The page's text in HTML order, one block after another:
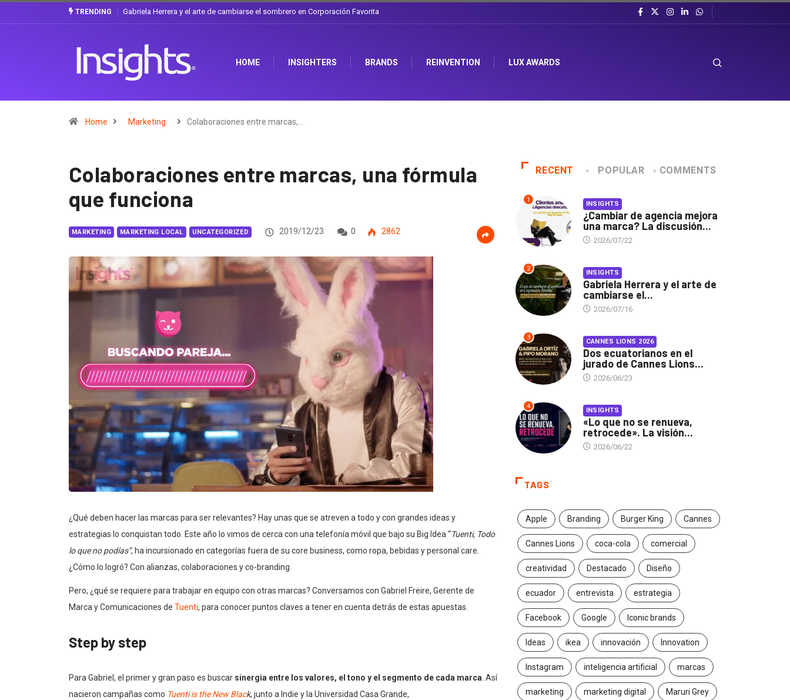
TRENDING ¿Cambiar de agencia mejora una marca? La discusión que atraviesa a Ecuador
HOME INSIGHTERS BRANDS REINVENTION LUX AWARDS
Home Marketing Colaboraciones entre marcas,…
Colaboraciones entre marcas, una fórmula
que funciona
MARKETING MARKETING LOCAL UNCATEGORIZED 2019/12/23 0 2862
¿Qué deben hacer las marcas para ser relevantes? Hay unas que se atreven a todo y con grandes ideas y
estrategias lo conquistan todo. Este año lo vimos de cerca con una telefonía móvil que bajo su Big Idea “Tuenti, Todo
lo que no podías”, ha incursionado en categorías fuera de su core business, como ropa, bebidas ypersonal care.
¿Cómo lo logró? Con alianzas, colaboraciones y co-branding.
Pero, ¿qué se requiere paratrabajar en equipo con otras marcas? Conversamos con Gabriel Freire, Gerente de
Marca y Comunicaciones de Tuenti, para conocerpuntos claves a tener en cuentadetrás de estas apuestas.
Step by step
Para Gabriel, el primer y gran paso es buscar sinergia entre los valores, el tono y el segmento de cada marca. Así
nacieron campañas como Tuenti is the New Black, junto a Indie y la Universidad Casa Grande,
RECENT POPULAR COMMENTS
1 INSIGHTS
¿Cambiar de agencia mejora
una marca? La discusión...
2026/07/22
2 INSIGHTS
Gabriela Herrera y el arte de
cambiarse el...
2026/07/16
3 CANNES LIONS 2026
Dos ecuatorianos en el
jurado de Cannes Lions...
2026/06/23
4 INSIGHTS
«Lo que no se renueva,
retrocede». La visión...
2026/06/22
TAGS
Apple Branding Burger King Cannes
Cannes Lions coca-cola comercial
creatividad Destacado Diseño
ecuador entrevista estrategia
Facebook Google Iconic brands
Ideas ikea innovación Innovation
Instagram inteligencia artificial marcas
marketing marketing digital Maruri Grey